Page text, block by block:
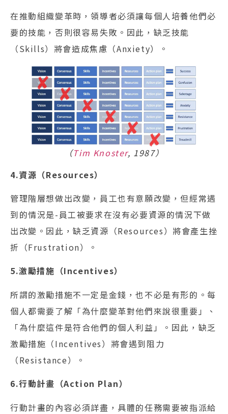
在推動組織變革時，領導者必須讓每個人培養他們必
要的技能，否則很容易失敗。因此，缺乏技能
（Skills）將會造成焦慮（Anxiety）。
（Tim Knoster, 1987）
4.資源（Resources）
管理階層想做出改變，員工也有意願改變，但經常遇
到的情況是-員工被要求在沒有必要資源的情況下做
出改變。因此，缺乏資源（Resources）將會產生挫
折（Frustration）。
5.激勵措施（Incentives）
所謂的激勵措施不一定是金錢，也不必是有形的。每
個人都需要了解「為什麼變革對他們來說很重要」、
「為什麼這件是符合他們的個人利益」。因此，缺乏
激勵措施（Incentives）將會遇到阻力
（Resistance）。
6.行動計畫（Action Plan）
行動計畫的內容必須詳盡，具體的任務需要被指派給